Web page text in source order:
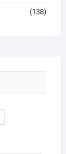
(138)